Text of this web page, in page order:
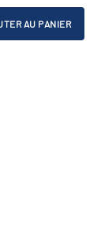
AU PANIER